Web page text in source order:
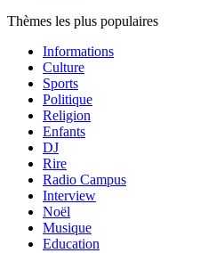
Thèmes les plus populaires
Informations
Culture
Sports
Politique
Religion
Enfants
DJ
Rire
Radio Campus
Interview
Noël
Musique
Education